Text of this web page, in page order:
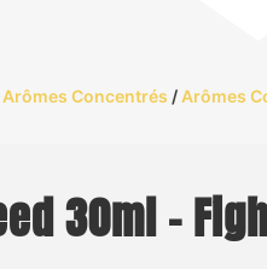
Concentrés / Arômes
30ml –